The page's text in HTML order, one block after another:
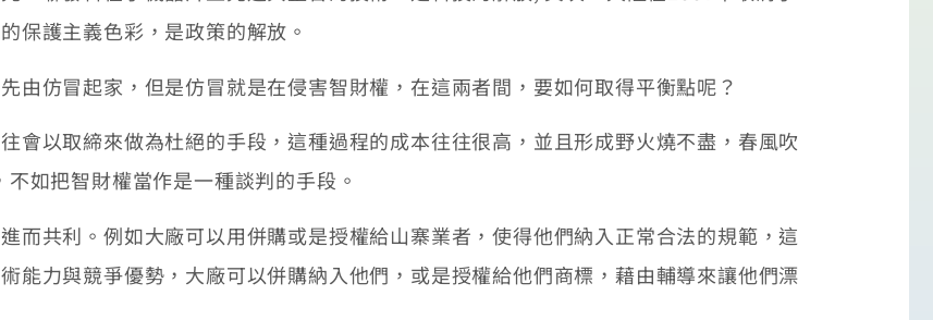
保護主義色彩，是政策的解放。
由仿冒起家，但是仿冒就是在侵害智財權，在這兩者間，要如何取得平衡點呢？
會以取締來做為杜絕的手段，這種過程的成本往往很高，並且形成野火燒不盡，春風吹
如把智財權當作是一種談判的手段。
而共利。例如大廠可以用併購或是授權給山寨業者，使得他們納入正常合法的規範，這
能力與競爭優勢，大廠可以併購納入他們，或是授權給他們商標，藉由輔導來讓他們漂